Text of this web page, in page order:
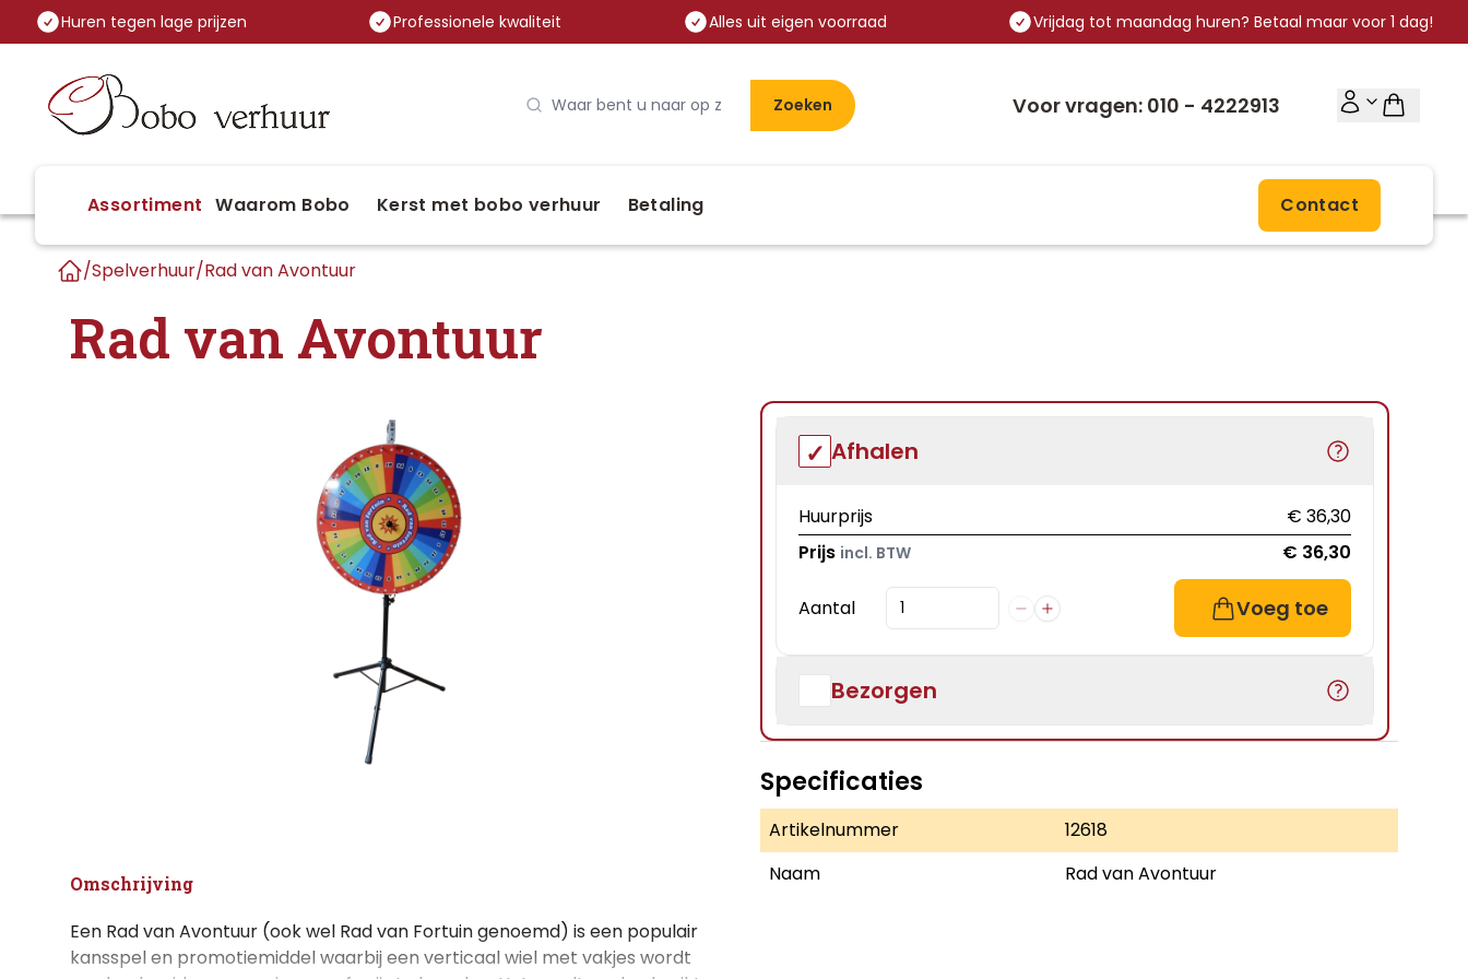
Huren tegen lage prijzen Professionele kwaliteit Alles uit eigen voorraad Vrijdag tot maandag huren? Betaal maar voor 1 dag!
Zoeken Voor vragen: 010 - 4222913
Assortiment Waarom Bobo Kerst met bobo verhuur Betaling Contact
/Spelverhuur/Rad van Avontuur
Rad van Avontuur
Omschrijving
Een Rad van Avontuur (ook wel Rad van Fortuin genoemd) is een populair
kansspel en promotiemiddel waarbij een verticaal wiel met vakjes wordt
Afhalen
Huurprijs
€ 36,30
Prijs incl. BTW € 36,30
Aantal Voeg toe
Bezorgen
Specificaties
Artikelnummer
12618
Naam
Rad van Avontuur